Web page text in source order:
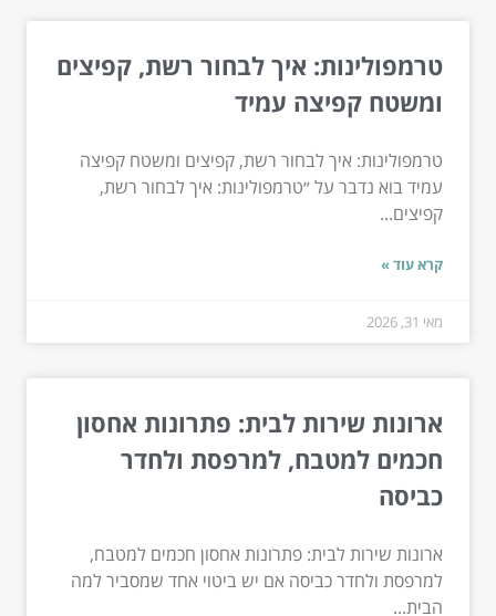
טרמפולינות: איך לבחור רשת, קפיצים
ומשטח קפיצה עמיד
טרמפולינות: איך לבחור רשת, קפיצים ומשטח קפיצה
עמיד בוא נדבר על ״טרמפולינות: איך לבחור רשת,
קפיצים...
קרא עוד »
מאי 31, 2026
ארונות שירות לבית: פתרונות אחסון
חכמים למטבח, למרפסת ולחדר
כביסה
ארונות שירות לבית: פתרונות אחסון חכמים למטבח,
למרפסת ולחדר כביסה אם יש ביטוי אחד שמסביר למה
הבית...